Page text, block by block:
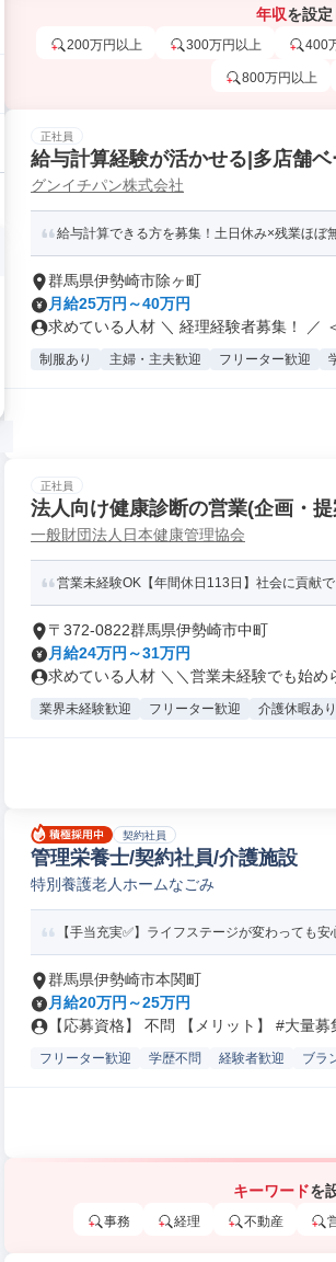
年収を設
200万円以上 300万円以上 400
800万円以上
正社員
給与計算経験が活かせる|多店舗
グンイチパン株式会社
給与計算できる方を募集！土日休み×残業ほ
群馬県伊勢崎市除ヶ町
月給25万円～40万円
求めている人材 ＼ 経理経験者募集！ ／
制服あり 主婦・主夫歓迎 フリーター歓迎
正社員
法人向け健康診断の営業(企画・提
一般財団法人日本健康管理協会
営業未経験OK【年間休日113日】社会に貢献で
〒372-0822群馬県伊勢崎市中町
月給24万円～31万円
求めている人材 ＼＼営業未経験でも始め
業界未経験歓迎 フリーター歓迎 介護休暇あり
契約社員
管理栄養士/契約社員/介護施設
特別養護老人ホームなごみ
【手当充実✅️】ライフステージが変わっても安
群馬県伊勢崎市本関町
月給20万円～25万円
【応募資格】 不問 【メリット】 #大量募
フリーター歓迎 学歴不問 経験者歓迎 ブラ
キーワードを
事務 経理 不動産